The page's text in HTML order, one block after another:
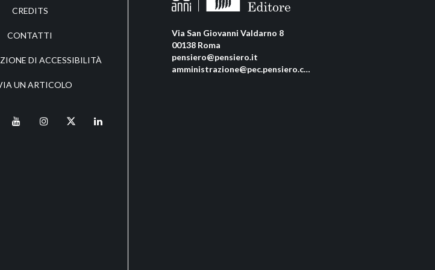
CREDITS
CONTATTI
DI ACCESSIBILITÀ
UN ARTICOLO
Via San Giovanni Valdarno 8
00138 Roma
pensiero@pensiero.it
amministrazione@pec.pensiero.com